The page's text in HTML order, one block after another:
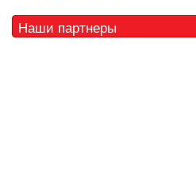
Наши партнеры